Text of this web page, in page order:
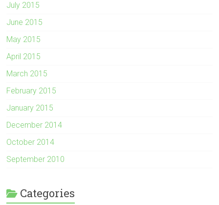
July 2015
June 2015
May 2015
April 2015
March 2015
February 2015
January 2015
December 2014
October 2014
September 2010
Categories